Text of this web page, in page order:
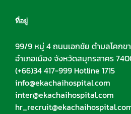
ที่อยู่
99/9 หมู่ 4 ถนนเอกชัย ตำบลโคกข
อำเภอเมือง จังหวัดสมุทรสาคร
(+66)34 417-999 Hotline 1715
info@ekachaihospital.com
inter@ekachaihospital.com